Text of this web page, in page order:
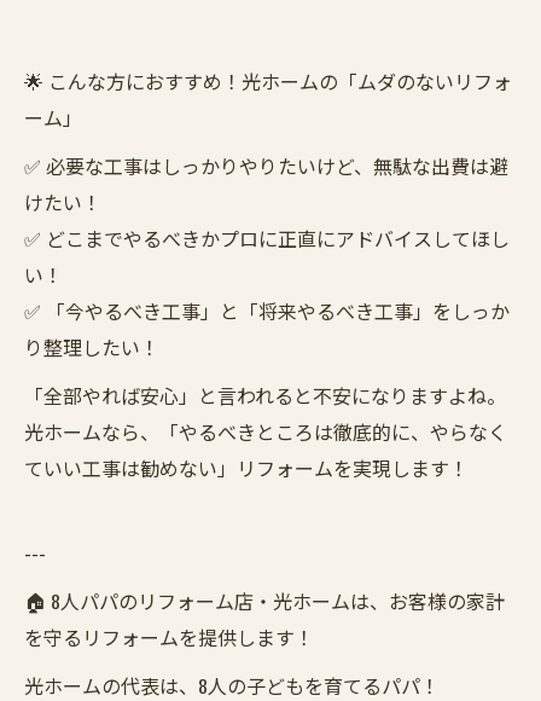
🌟 こんな方におすすめ！光ホームの「ムダのないリフォ
ーム」
✅ 必要な工事はしっかりやりたいけど、無駄な出費は避
けたい！
✅ どこまでやるべきかプロに正直にアドバイスしてほし
い！
✅ 「今やるべき工事」と「将来やるべき工事」をしっか
り整理したい！
「全部やれば安心」と言われると不安になりますよね。
光ホームなら、「やるべきところは徹底的に、やらなく
ていい工事は勧めない」リフォームを実現します！
---
🏠 8人パパのリフォーム店・光ホームは、お客様の家計
を守るリフォームを提供します！
光ホームの代表は、8人の子どもを育てるパパ！